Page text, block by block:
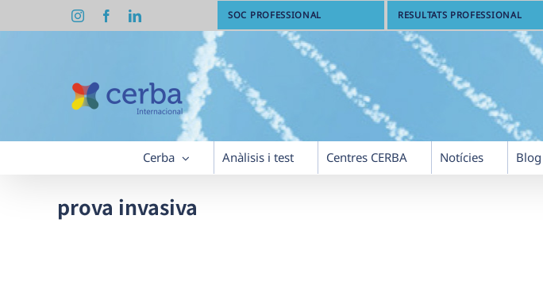
InstagramFacebookLinkedIn SOC PROFESSIONAL RESULTATS PROFESSIONAL
Cerba Anàlisis i test Centres CERBA Notícies Blog
prova invasiva